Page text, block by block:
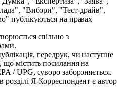
"Вибори", "Тест-драйв",
публікуються на правах
спільно з
передрук, чи наступне
що містить посилання на
/ UPG, суворо забороняється.
розділі Я-Корреспондент є автор